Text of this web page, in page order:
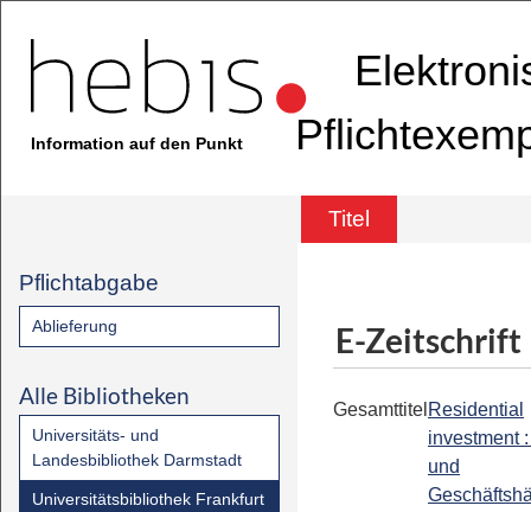
Information auf den Punkt
Titel
Pflichtabgabe
Ablieferung
Alle Bibliotheken
Universitäts- und
Landesbibliothek Darmstadt
Universitätsbibliothek Frankfurt
E-Zeitschrift
Gesamttitel Residential
investment
und